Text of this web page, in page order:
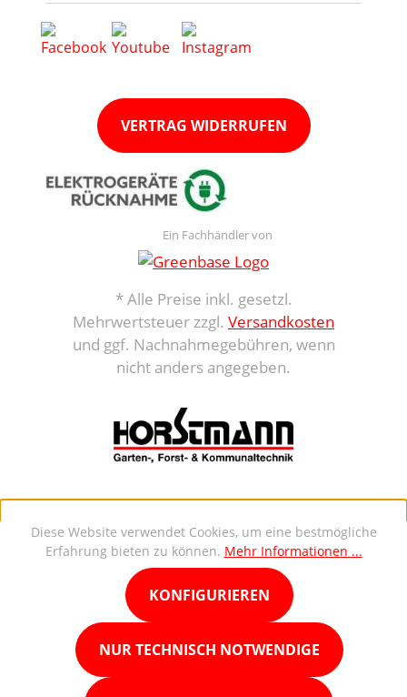
VERTRAG WIDERRUFEN
Ein Fachhändler von
* Alle Preise inkl. gesetzl.
Mehrwertsteuer zzgl. Versandkosten
und ggf. Nachnahmegebühren, wenn
nicht anders angegeben.
Diese Website verwendet Cookies, um eine bestmögliche
Erfahrung bieten zu können. Mehr Informationen ...
NUR TECHNISCH NOTWENDIGE
KONFIGURIEREN